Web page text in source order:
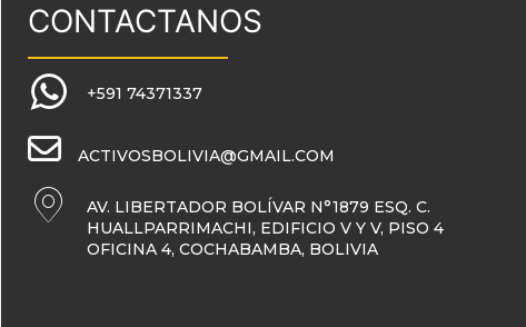
CONTACTANOS
+591 74371337
ACTIVOSBOLIVIA@GMAIL.COM
AV. LIBERTADOR BOLÍVAR N°1879 ESQ. C.
HUALLPARRIMACHI, EDIFICIO V Y V, PISO 4
OFICINA 4, COCHABAMBA, BOLIVIA